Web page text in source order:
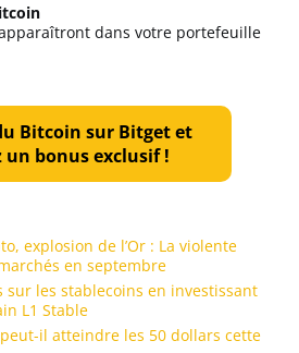
apparaîtront dans votre portefeuille
Bitcoin sur Bitget et
un bonus exclusif !
explosion de l’Or : La violente
en septembre
sur les stablecoins en investissant
L1 Stable
peut-il atteindre les 50 dollars cette